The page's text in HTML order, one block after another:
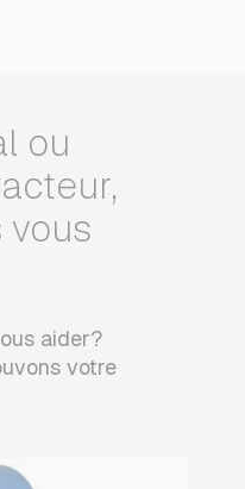
ou
vous
aider?
votre